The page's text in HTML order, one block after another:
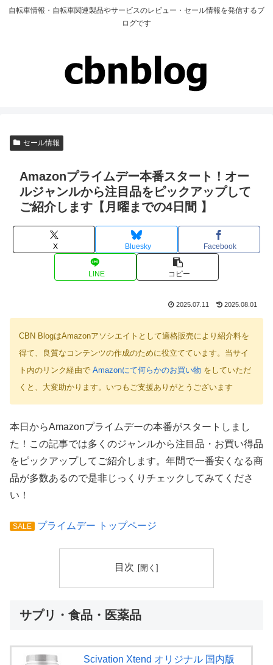
自転車情報・自転車関連製品やサービスのレビュー・セール情報を発信するブ
ログです
セール情報
Amazonプライムデー本番スタート！オー
ルジャンルから注目品をピックアップして
ご紹介します【月曜までの4日間 】
X Bluesky Facebook
LINE コピー
2025.07.11 2025.08.01
CBN BlogはAmazonアソシエイトとして適格販売により紹介料を
得て、良質なコンテンツの作成のために役立てています。当サイ
ト内のリンク経由で Amazonにて何らかのお買い物 をしていただ
くと、大変助かります。いつもご支援ありがとうございます
本日からAmazonプライムデーの本番がスタートしまし
た！この記事では多くのジャンルから注目品・お買い得品
をピックアップしてご紹介します。年間で一番安くなる商
品が多数あるので是非じっくりチェックしてみてくださ
い！
SALE プライムデー トップページ
目次
サプリ・食品・医薬品
Scivation Xtend オリジナル 国内版